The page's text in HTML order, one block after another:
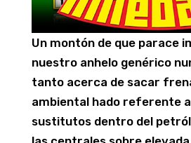
Un montón de que parace
nuestro anhelo genérico
tanto acerca de sacar
ambiental hado referente
sustitutos dentro del